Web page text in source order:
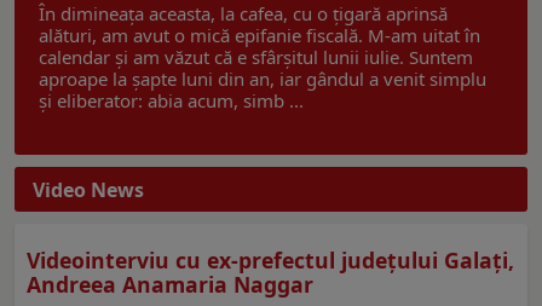
În dimineața aceasta, la cafea, cu o țigară aprinsă
alături, am avut o mică epifanie fiscală. M-am uitat în
calendar și am văzut că e sfârșitul lunii iulie. Suntem
aproape la șapte luni din an, iar gândul a venit simplu
și eliberator: abia acum, simb ...
Video News
Videointerviu cu ex-prefectul judeţului Galaţi,
Andreea Anamaria Naggar